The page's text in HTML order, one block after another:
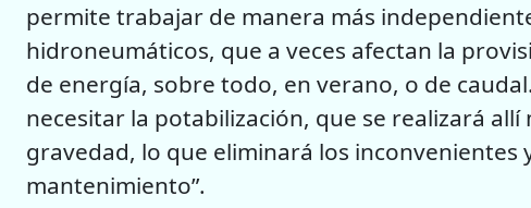
permite trabajar de manera más
hidroneumáticos, que a veces afectan la
de energía, sobre todo, en verano, o de
necesitar la potabilización, que se realizará
gravedad, lo que eliminará los
mantenimiento”.